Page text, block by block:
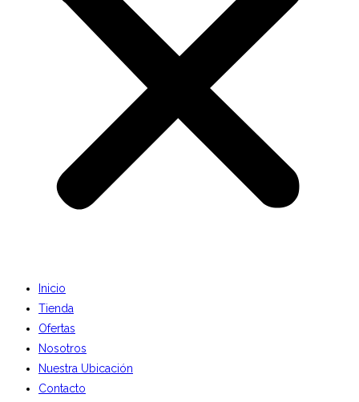
Inicio
Tienda
Ofertas
Nosotros
Nuestra Ubicación
Contacto